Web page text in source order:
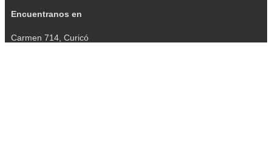
Encuentranos en
Carmen 714, Curicó